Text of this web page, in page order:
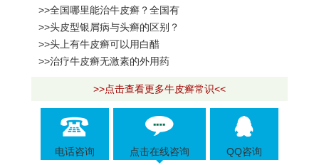
>>全国哪里能治牛皮癣？全国有
>>头皮型银屑病与头癣的区别？
>>头上有牛皮癣可以用白醋
>>治疗牛皮癣无激素的外用药
>>点击查看更多牛皮癣常识<<
电话咨询 点击在线咨询 QQ咨询